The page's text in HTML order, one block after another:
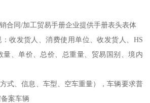
合同/加工贸易手册企业提供手册表头表体
收发货人、消费使用单位、收发货人、HS
量、单价、总价、总重量、贸易国别、境内
式、信息、车型、空车重量），车辆要求普
案车辆